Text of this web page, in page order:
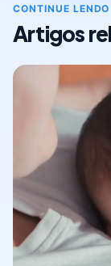
CONTINUE LENDO
Artigos